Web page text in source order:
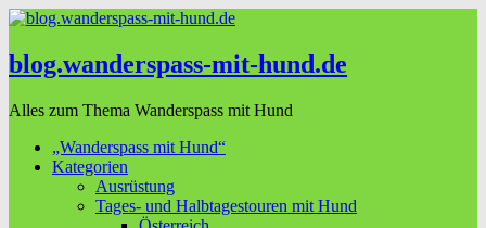
blog.wanderspass-mit-hund.de
Alles zum Thema Wanderspass mit Hund
„Wanderspass mit Hund“
Kategorien
Ausrüstung
Tages- und Halbtagestouren mit Hund